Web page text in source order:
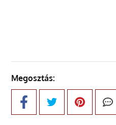
Megosztás: